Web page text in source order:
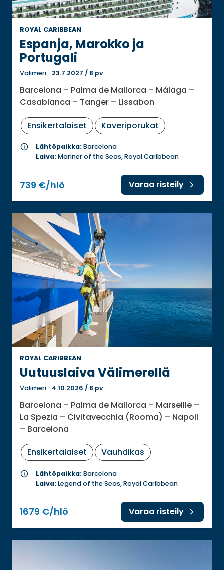
ROYAL CARIBBEAN
Espanja, Marokko ja
Portugali
Välimeri 23.7.2027 / 8 pv
Barcelona – Palma de Mallorca – Málaga –
Casablanca – Tanger – Lissabon
Ensikertalaiset Kaveriporukat
info Lähtöpaikka:Barcelona
Laiva:Mariner of the Seas, Royal Caribbean
739 €/hlö Varaa risteily
ROYAL CARIBBEAN
Uutuuslaiva Välimerellä
Välimeri 4.10.2026 / 8 pv
Barcelona – Palma de Mallorca – Marseille –
La Spezia – Civitavecchia (Rooma) – Napoli
– Barcelona
Ensikertalaiset Vauhdikas
info Lähtöpaikka:Barcelona
Laiva:Legend of the Seas, Royal Caribbean
1679 €/hlö Varaa risteily